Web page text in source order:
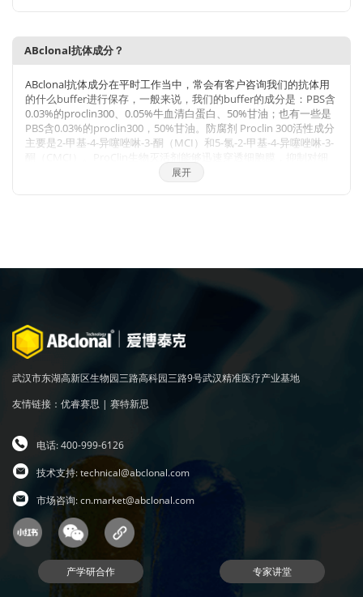
牌，乃至弯道超越国际巨头。 我们拥有包括兔多克隆抗体、小鼠单
了严格的检测。当然，我们部分直销地区也可以帮客户代购进口品
牌的产品。同时也有抗体定制服务。ABclonal抗体优势：1，严自
检，保质量；2产品多，指标全；3，价格低，货期短。注：
ABclonal抗体价格体系详情见附件
ABclonal抗体成分？
ABclonal抗体成分在平时工作当中，常会有客户咨询我们的抗体用
的什么buffer进行保存，一般来说，我们的buffer的成分是：PBS含
0.03%的proclin300、0.05%牛血清白蛋白、50%甘油；也有一些是
PBS含0.03%的proclin300，50%甘油。防腐剂 Proclin 300活性成分
主要是2-甲基-4-异噻唑啉-3-酮（MCI）和5-氯-2-甲基-4-异噻唑啉-3-
胞呼吸至关重要的特定酶，因此一接触微生物有机体就会立即抑制
细胞活性。ProClin的多个特定毒性位点可以防止微生物产生高水平
展开
武汉市东湖高新区生物园三路高科园三路9号武汉精准医疗产业基地
友情链接： 优睿赛思 | 赛特新思
电话: 400-999-6126
技术支持:technical@abclonal.com
市场咨询:cn.market@abclonal.com
产学研合作 专家讲堂